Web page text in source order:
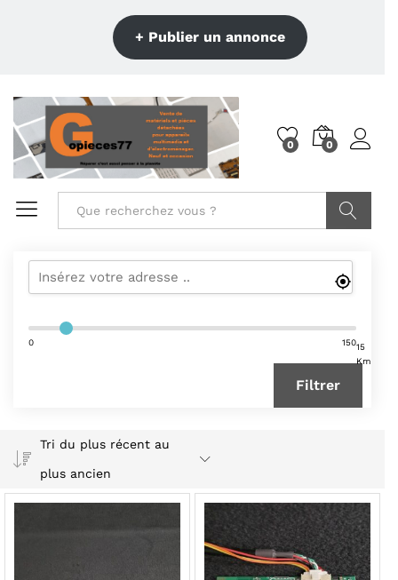
+ Publier un annonce
0 0
0
15
Km
150
Filtrer
Tri du plus récent au
plus ancien